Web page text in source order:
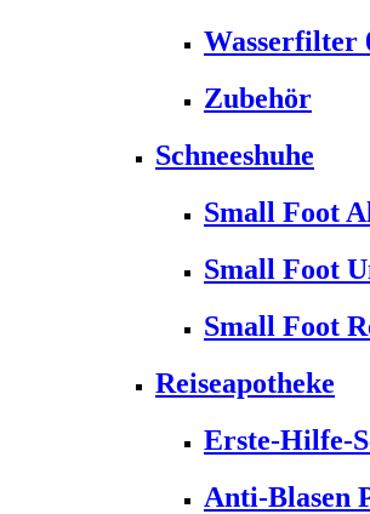
Wasserfilter
Zubehör
Schneeshuhe
Small Foot
Small Foot
Small Foot
Reiseapotheke
Erste-Hilfe-
Anti-Blasen